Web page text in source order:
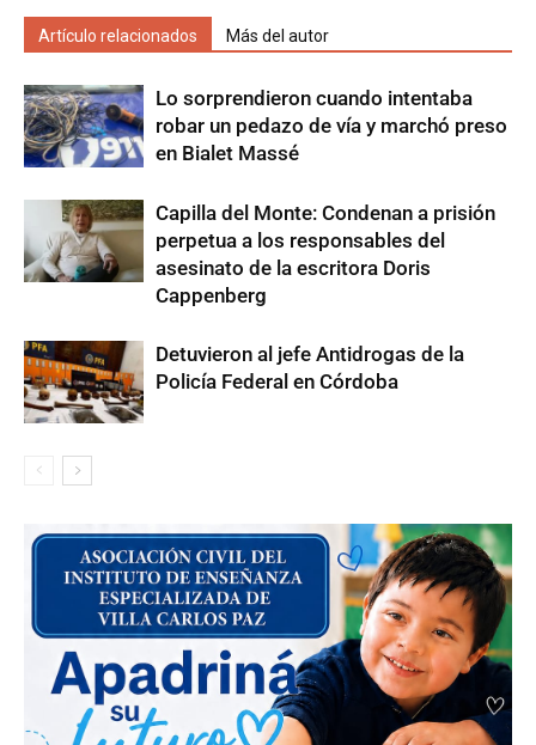
Artículo relacionados Más del autor
Lo sorprendieron cuando intentaba
robar un pedazo de vía y marchó preso
en Bialet Massé
Capilla del Monte: Condenan a prisión
perpetua a los responsables del
asesinato de la escritora Doris
Cappenberg
Detuvieron al jefe Antidrogas de la
Policía Federal en Córdoba